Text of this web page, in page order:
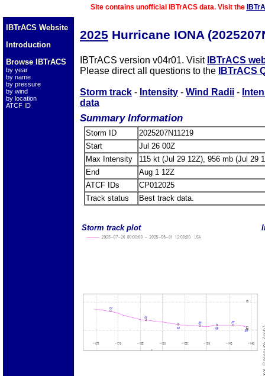
Site contains unofficial IBTrACS data. Visit the
IBTrACS Website
Introduction
Browse IBTrACS
by year
by name
by pressure
by wind
by location
ATCF ID
2025 Hurricane IONA
IBTrACS version v04r01. Visit IBTrACS
Please direct all questions to the
IBTrACS
Storm track - Intensity - Wind Radii -
data
Summary Information
Storm ID
2025207N11219
Start
Jul 26 00Z
Max Intensity
115 kt (Jul 29 12Z), 956 mb (Jul 29
End
Aug 1 12Z
ATCF IDs
CP012025
Track status
Best track data.
Storm track plot